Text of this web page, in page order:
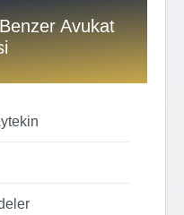
Avukat